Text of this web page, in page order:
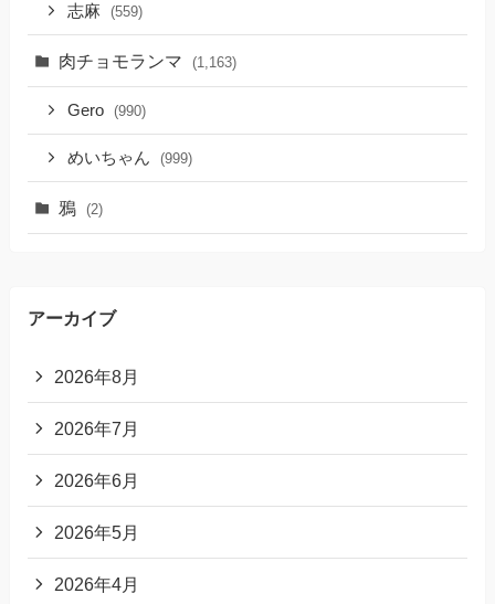
志麻 (559)
肉チョモランマ (1,163)
Gero (990)
めいちゃん (999)
鴉 (2)
アーカイブ
2026年8月
2026年7月
2026年6月
2026年5月
2026年4月